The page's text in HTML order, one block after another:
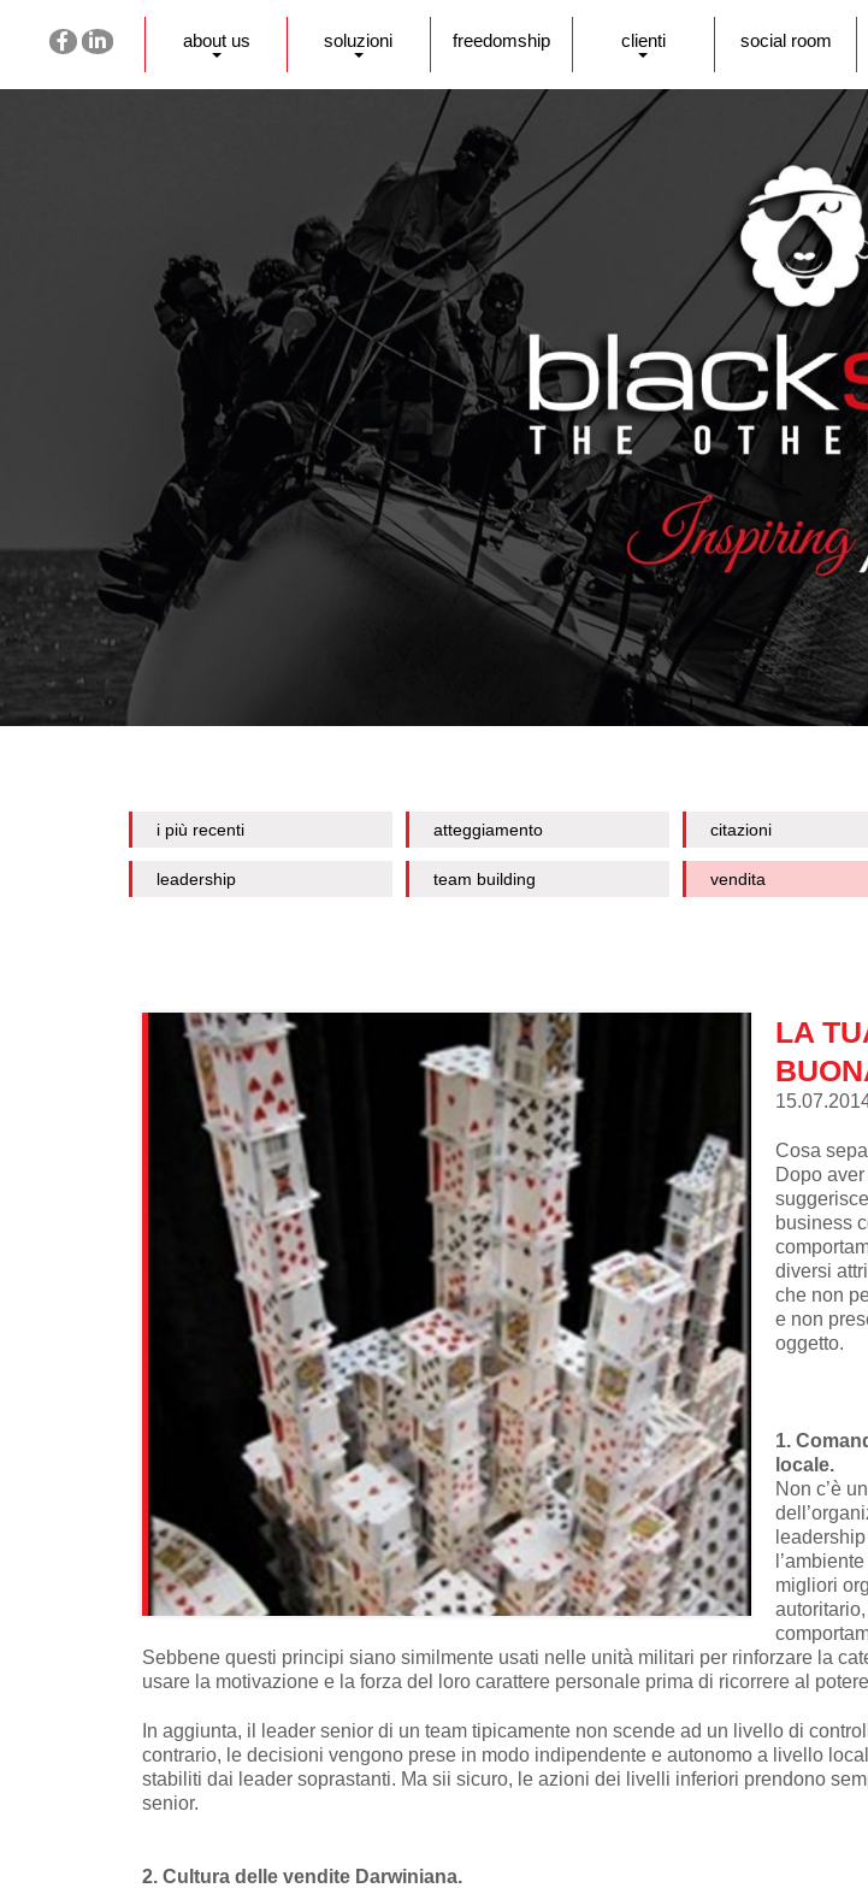
about us soluzioni freedomship clienti social room
i più recenti atteggiamento citazioni
leadership team building vendita
LA
Cosa
Dopo
business
diversi
che non
e non
oggetto.
1.
locale.
Non c’è
migliori
Sebbene questi principi siano similmente usati nelle unità militari per rinforzare la
usare la motivazione e la forza del loro carattere personale prima di ricorrere al
In aggiunta, il leader senior di un team tipicamente non scende ad un livello di
contrario, le decisioni vengono prese in modo indipendente e autonomo a livello
stabiliti dai leader soprastanti. Ma sii sicuro, le azioni dei livelli inferiori prendono
senior.
2. Cultura delle vendite Darwiniana.